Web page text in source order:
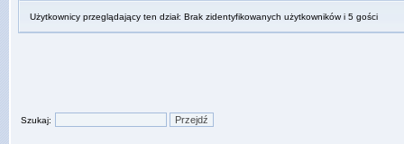
Użytkownicy przeglądający ten dział: Brak zidentyfikowanych użytkowników i 5 gości
Szukaj: